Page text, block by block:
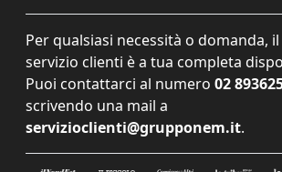
Per qualsiasi necessità o domanda,
servizio clienti è a tua completa
Puoi contattarci al numero 02
scrivendo una mail a
servizioclienti@grupponem.it.